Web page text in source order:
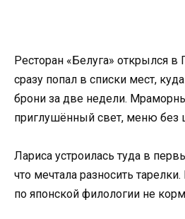
Ресторан «Белуга» открылся в
сразу попал в списки мест,
брони за две недели.
приглушённый свет, меню без
Лариса устроилась туда в
что мечтала разносить
по японской филологии не